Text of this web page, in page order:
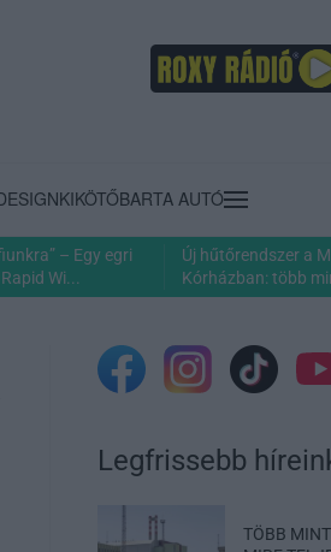
KIKÖTŐBARTA AUTÓ
– Egy egri
Wi...
Új hűtőrendszer a
Kórházban: több
Legfrissebb
TÖBB